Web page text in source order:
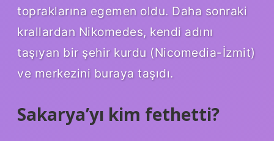
topraklarına egemen oldu. Daha sonraki
krallardan Nikomedes, kendi adını
taşıyan bir şehir kurdu (Nicomedia-İzmit)
ve merkezini buraya taşıdı.
Sakarya’yı kim fethetti?